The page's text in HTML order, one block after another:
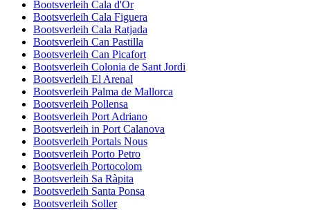
Bootsverleih Cala d'Or
Bootsverleih Cala Figuera
Bootsverleih Cala Ratjada
Bootsverleih Can Pastilla
Bootsverleih Can Picafort
Bootsverleih Colonia de Sant Jordi
Bootsverleih El Arenal
Bootsverleih Palma de Mallorca
Bootsverleih Pollensa
Bootsverleih Port Adriano
Bootsverleih in Port Calanova
Bootsverleih Portals Nous
Bootsverleih Porto Petro
Bootsverleih Portocolom
Bootsverleih Sa Ràpita
Bootsverleih Santa Ponsa
Bootsverleih Soller